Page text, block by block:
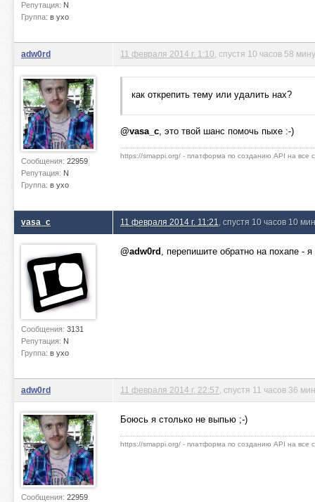
Репутация: N
Группа: в ухо
adw0rd
Сообщения: 22959
Репутация: N
Группа: в ухо
11 февраля 2014 г. 1:10 , спустя 10 часов 58
как открепить тему или удалить нах?
@vasa_c, это твой шанс помочь пыхе :-)
https://smappi.org/ - платформа по созданию API на все
vasa_c
Сообщения: 3131
Репутация: N
Группа: в ухо
11 февраля 2014 г. 11:21 , спустя 10 часов 10
@adw0rd , перепишите обратно на похапе - я
adw0rd
Сообщения: 22959
11 февраля 2014 г. 22:57 , спустя 11 часов 36
Боюсь я столько не выпью ;-)
https://smappi.org/ - платформа по созданию API на все